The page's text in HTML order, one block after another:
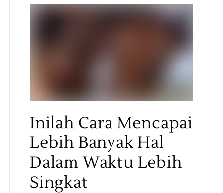
Inilah Cara Mencapai
Lebih Banyak Hal
Dalam Waktu Lebih
Singkat